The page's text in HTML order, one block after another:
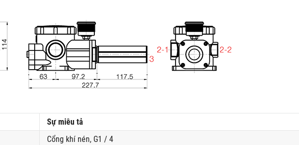
Sự miêu tả
Cổng khí nén, G1 / 4